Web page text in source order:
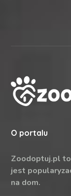
O portalu
Zoodoptuj.pl
jest
na dom.